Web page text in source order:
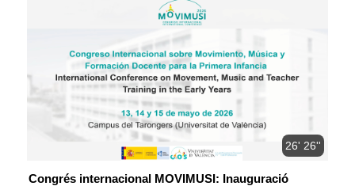
26' 26''
Congrés internacional MOVIMUSI: Inauguració